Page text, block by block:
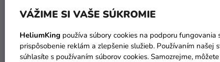
VÁŽIME SI VAŠE SÚKROMIE
HeliumKing používa súbory cookies na podporu fungovania
prispôsobenie reklám a zlepšenie služieb. Používaním našej
súhlasíte s používaním súborov cookies. Samozrejme,
poskytovateľov externých služieb) môžu taktiež používať
cookies a/alebo pristupovať k údajom zhromažďovaným
Používané súbory cookies: